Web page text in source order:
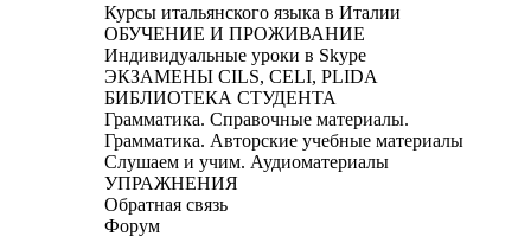
Курсы итальянского языка в Италии
ОБУЧЕНИЕ И ПРОЖИВАНИЕ
Индивидуальные уроки в Skype
ЭКЗАМЕНЫ CILS, CELI, PLIDA
БИБЛИОТЕКА СТУДЕНТА
Грамматика. Справочные материалы.
Грамматика. Авторские учебные материалы
Слушаем и учим. Аудиоматериалы
УПРАЖНЕНИЯ
Обратная связь
Форум